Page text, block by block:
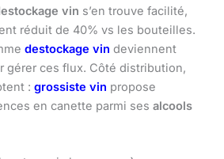
vin s’en trouve facilité,
réduit de 40% vs les bouteilles.
destockage vin deviennent
gérer ces flux. Côté distribution,
: grossiste vin propose
en canette parmi ses alcools